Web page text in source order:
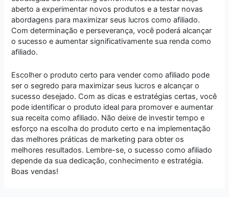
aberto a experimentar novos produtos e a testar novas
abordagens para maximizar seus lucros como afiliado.
Com determinação e perseverança, você poderá alcançar
o sucesso e aumentar significativamente sua renda como
afiliado.
Escolher o produto certo para vender como afiliado pode
ser o segredo para maximizar seus lucros e alcançar o
sucesso desejado. Com as dicas e estratégias certas, você
pode identificar o produto ideal para promover e aumentar
sua receita como afiliado. Não deixe de investir tempo e
esforço na escolha do produto certo e na implementação
das melhores práticas de marketing para obter os
melhores resultados. Lembre-se, o sucesso como afiliado
depende da sua dedicação, conhecimento e estratégia.
Boas vendas!